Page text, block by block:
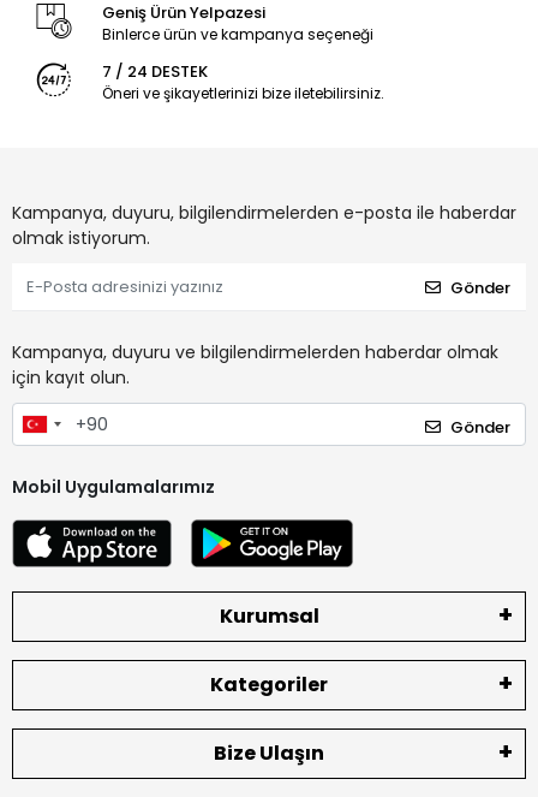
Geniş Ürün Yelpazesi
Binlerce ürün ve kampanya seçeneği
7 / 24 DESTEK
Öneri ve şikayetlerinizi bize iletebilirsiniz.
Kampanya, duyuru, bilgilendirmelerden e-posta ile haberdar
olmak istiyorum.
Gönder
Kampanya, duyuru ve bilgilendirmelerden haberdar olmak
için kayıt olun.
Gönder
Mobil Uygulamalarımız
Kurumsal
Kategoriler
Bize Ulaşın